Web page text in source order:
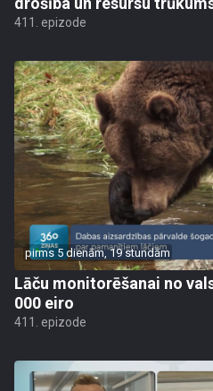
411. epizode
pirms 5 dienām, 19 stundām
Lāču monitorēšanai no
000 eiro
411. epizode